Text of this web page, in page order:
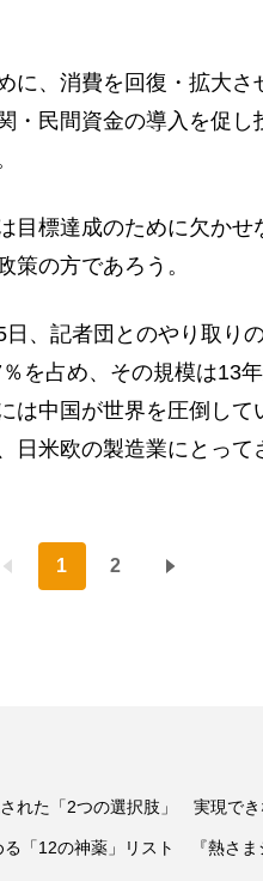
、消費を回復・拡大さ
・民間資金の導入を促し
標達成のために欠かせ
策の方であろう。
、記者団とのやり取り
を占め、その規模は13
は中国が世界を圧倒して
日米欧の製造業にとって
1 2
れた「2つの選択肢」 実現で
る「12の神薬」リスト 『熱さ